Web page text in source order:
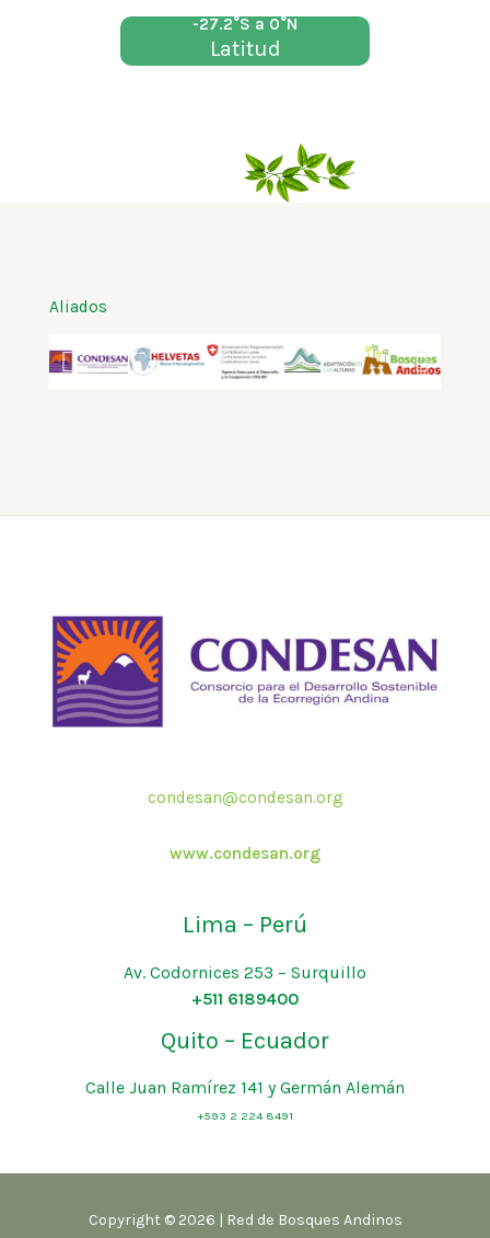
Latitud
-27.2°S a 0°N
Aliados
condesan@condesan.org
www.condesan.org
Lima – Perú
Av. Codornices 253 – Surquillo
+511 6189400
Quito – Ecuador
Calle Juan Ramírez 141 y Germán Alemán
+593 2 224 8491
Copyright © 2026 | Red de Bosques Andinos